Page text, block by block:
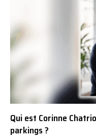
Qui est Corinne
parkings ?